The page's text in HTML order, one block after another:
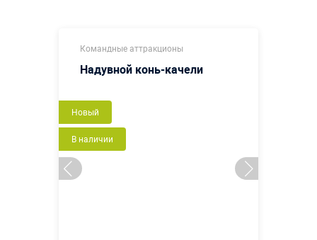
Командные аттракционы
Надувной конь-качели
Новый
В наличии